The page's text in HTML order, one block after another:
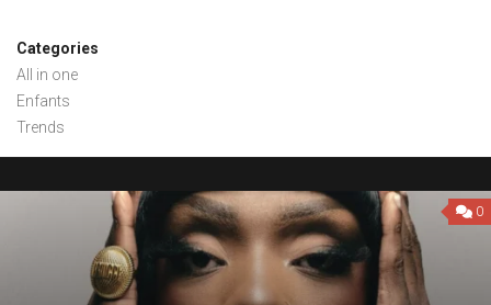
Categories
All in one
Enfants
Trends
0